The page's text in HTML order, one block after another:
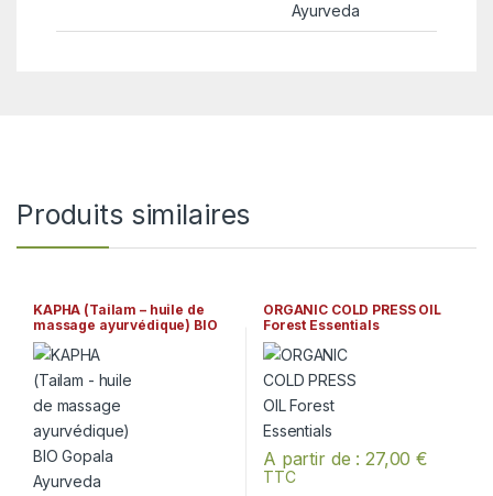
Ayurveda
Produits similaires
KAPHA (Tailam – huile de
massage ayurvédique) BIO
Gopala Ayurveda
ORGANIC COLD PRESS OIL
Forest Essentials
A partir de :27,00€
TTC
Ce produit a plusieurs